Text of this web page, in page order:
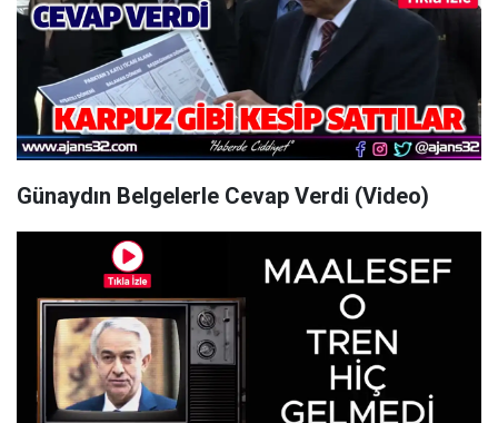
Günaydın Belgelerle Cevap Verdi (Video)